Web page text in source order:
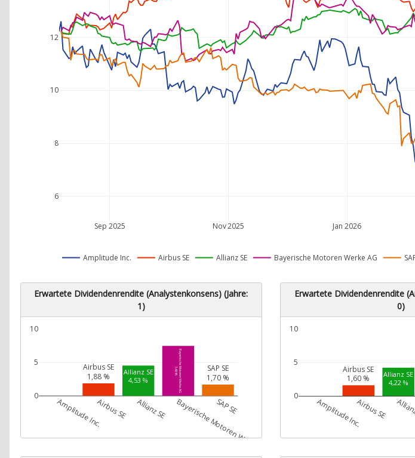
Sep 2025 Nov 2025 Jan 2026
6
8
10
12
Amplitude Inc. Airbus SE Allianz SE Bayerische Motoren Werke AG
Erwartete Dividendenrendite (Analystenkonsens) (Jahre:
1)
Airbus SE
1,88 %
Allianz SE
4,53 %
Bayerische Motoren Werke AG
7,49 % SAP SE
1,70 %
Amplitude Inc.Airbus SE Allianz SE Bayerische Motoren Werke AG
SAP SE
0
5
10
Erwartete Dividendenrendite
0)
Airbus SE
1,60 %
Allianz SE
4,22 %
Amplitude Inc.Airbus SE
0
5
10